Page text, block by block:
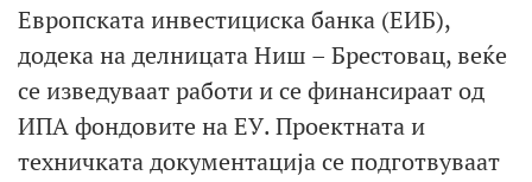
Европската инвестициска банка (ЕИБ),
додека на делницата Ниш – Брестовац, веќе
се изведуваат работи и се финансираат од
ИПА фондовите на ЕУ. Проектната и
техничката документација се подготвуваат